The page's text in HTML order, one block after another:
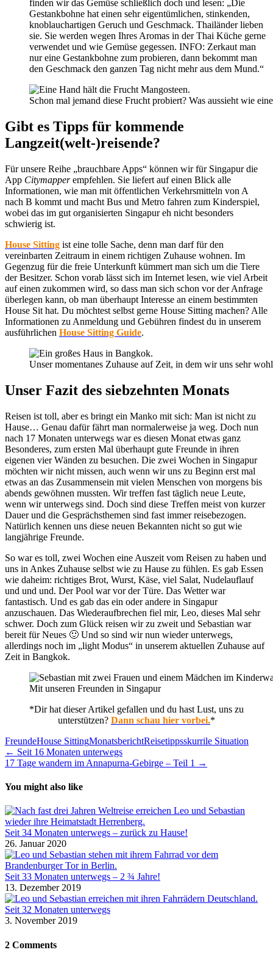
finden wir das Gemüse schließlich doch und lesen: „Die
Gestankbohne hat einen sehr eigentümlichen, stinkenden,
knoblauchartigen Geruch und Geschmack. Thailänder lieben
sie. Sie werden wegen Ihres Aromas in der Thai Küche gerne
verwendet und wie Gemüse gegessen. INFO: Zerkaut man
nur eine Gestankbohne zum probieren, dann bekommt man
den Geschmack den ganzen Tag nicht mehr aus dem Mund.“
Schon mal jemand diese Frucht probiert? Was aussieht wie
Gibt es Tipps für kommende
Langzeit(welt-)reisende?
Für unsere Reihe „brauchbare Apps“ können wir für Singapur die
App Citymapperempfehlen. Sie liefert auf einen Blick alle
Informationen, wie man mit öffentlichen Verkehrsmitteln von A
nach B kommt und macht Bus und Metro fahren zum Kinderspiel,
wobei das im gut organisierten Singapur eh nicht besonders
schwierig ist.
House Sitting ist eine tolle Sache, denn man darf für den
vereinbarten Zeitraum in einem richtigen Zuhause wohnen. Im
Gegenzug für die freie Unterkunft kümmert man sich um die Tiere
der Besitzer. Schon vorab lässt sich im Internet lesen, wie viel Arbeit
auf einen zukommen wird, so dass man sich schon vor der Anfrage
überlegen kann, ob man überhaupt Interesse an einem bestimmten
House Sit hat. Du möchtest selbst gerne House Sitting machen? Alle
Informationen zu Anmeldung und Gebühren findest du in unserem
ausführlichen House Sitting Guide.
Unser momentanes Zuhause auf Zeit, in dem wir uns sehr
Unser Fazit des siebzehnten Monats
Reisen ist toll, aber es bringt ein Manko mit sich: Man ist nicht zu
Hause… Genau dafür fährt man normalerweise ja weg. Doch nun
nach 17 Monaten unterwegs war es diesen Monat etwas ganz
Besonderes, zum ersten Mal überhaupt gute Freunde in ihren
eigenen vier Wänden zu besuchen. Die zwei Wochen in Singapur
möchten wir nicht missen, auch wenn wir uns zu Beginn erst mal
etwas an das Zusammensein mit vielen Menschen von morgens bis
abends gewöhnen mussten. Wir treffen fast täglich neue Leute,
wenn wir unterwegs sind. Doch sind diese Treffen meist von kurzer
Dauer und die Gesprächsthemen sind fast immer reisebezogen.
Natürlich kennen uns diese neuen Bekannten nicht so gut wie
langjährige Freunde.
So war es toll, zwei Wochen eine Auszeit vom Reisen zu haben und
uns in Ankes Zuhause selbst wie zu Hause zu fühlen. Es gab Essen
wie daheim: richtiges Brot, Wurst, Käse, viel Salat, Nudelauflauf
und und und. Der Pool war vor der Türe. Das Wetter war
fantastisch. Und es gab das ein oder andere in Singapur
anzuschauen. Das Wiederaufbrechen fiel mir, Leo, dieses Mal sehr
schwer. Doch zum Glück reisen wir zu zweit und Sebastian war
bereit für Neues 🙂 Und so sind wir nun wieder unterwegs,
allerdings noch im „light Modus“ in unserem aktuellen Zuhause auf
Zeit in Bangkok.
Mit unseren Freunden in Singapur
*Dir hat dieser Artikel gefallen und du hast Lust, uns zu
unterstützen? Dann schau hier vorbei.*
FreundeHouse SittingMonatsberichtReisetippsskurrile Situation
Beitragsnavigation
← Seit 16 Monaten unterwegs
17 Tage wandern im Annapurna-Gebirge – Teil 1 →
You might also like
Seit 34 Monaten unterwegs – zurück zu Hause!
26. Januar 2020
Seit 33 Monaten unterwegs – 2 ¾ Jahre!
13. Dezember 2019
Seit 32 Monaten unterwegs
3. November 2019
2 Comments